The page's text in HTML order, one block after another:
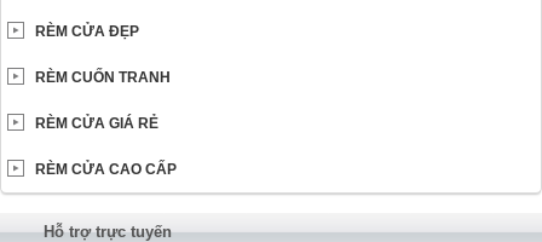
RÈM CỬA ĐẸP
RÈM CUỐN TRANH
RÈM CỬA GIÁ RẺ
RÈM CỬA CAO CẤP
Hỗ trợ trực tuyến